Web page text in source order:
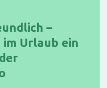
–
im Urlaub ein